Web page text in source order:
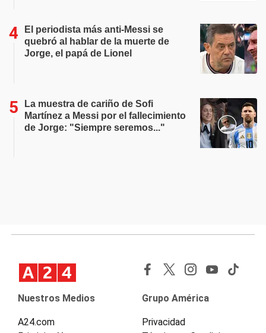
El periodista más anti-Messi se
quebró al hablar de la muerte de
Jorge, el papá de Lionel
La muestra de cariño de Sofi
Martínez a Messi por el fallecimiento
de Jorge: "Siempre seremos..."
Nuestros Medios
A24.com
Grupo América
Privacidad